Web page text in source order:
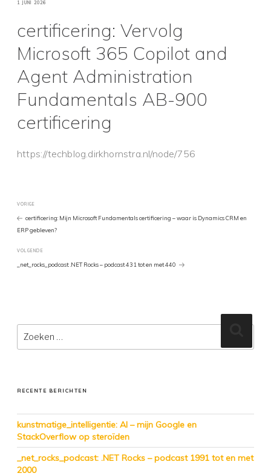
GEPLAATST
1 JUNI 2026
certificering: Vervolg
Microsoft 365 Copilot and
Agent Administration
Fundamentals AB-900
certificering
https://techblog.dirkhornstra.nl/node/756
Bericht
navigatie
Vorig
bericht
VORIGE
certificering: Mijn Microsoft Fundamentals certificering – waar is Dynamics CRM en
ERP gebleven?
Volgend
Bericht
VOLGENDE
_net_rocks_podcast: .NET Rocks – podcast 431 tot en met 440
Zoeken
naar:
RECENTE BERICHTEN
kunstmatige_intelligentie: AI – mijn Google en
StackOverflow op steroïden
_net_rocks_podcast: .NET Rocks – podcast 1991 tot en met
2000